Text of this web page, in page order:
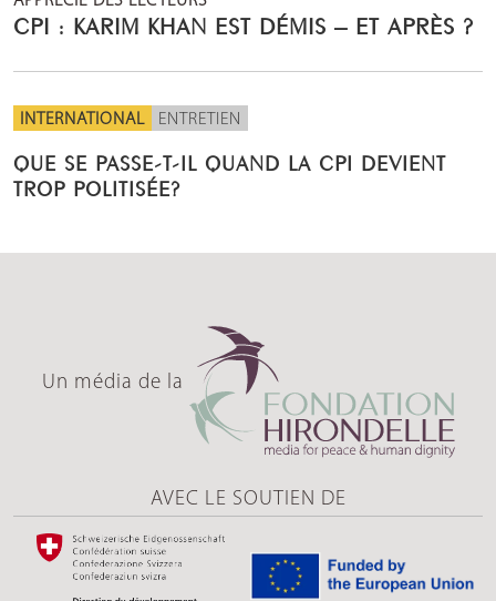
CPI : KARIM KHAN EST DÉMIS – ET APRÈS ?
INTERNATIONAL ENTRETIEN
QUE SE PASSE-T-IL QUAND LA CPI DEVIENT
TROP POLITISÉE?
Un média de la
AVEC LE SOUTIEN DE